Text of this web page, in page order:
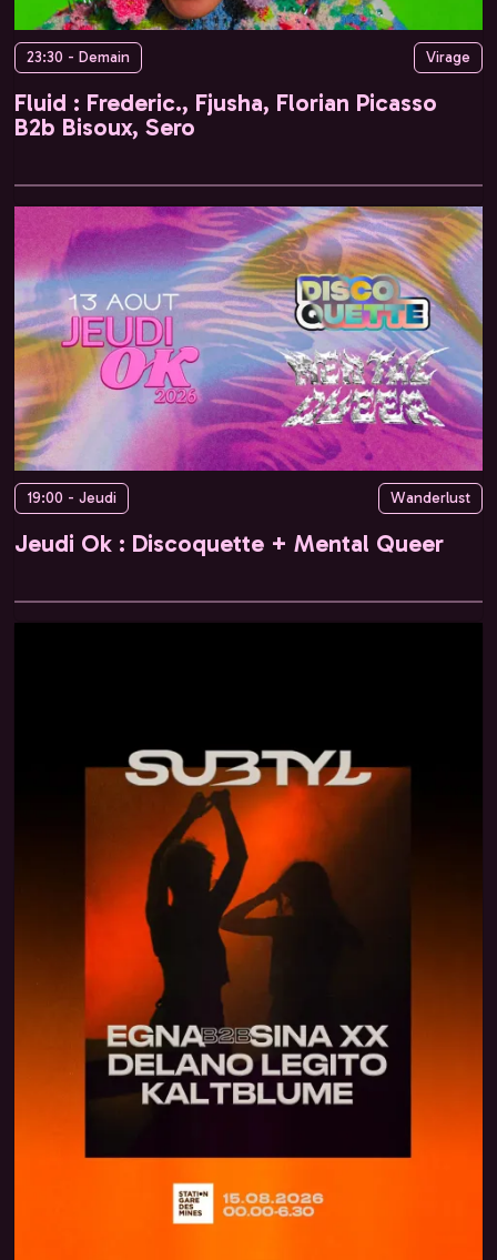
23:30 - Demain Virage
Fluid : Frederic., Fjusha, Florian Picasso
B2b Bisoux, Sero
19:00 - Jeudi Wanderlust
Jeudi Ok : Discoquette + Mental Queer